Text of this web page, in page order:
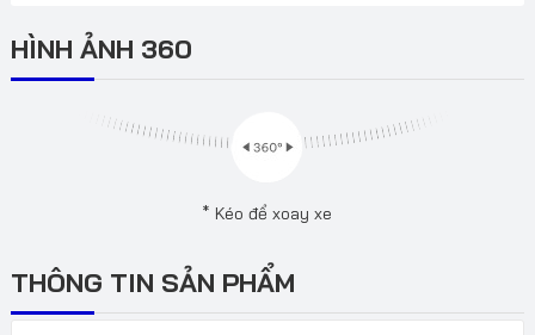
HÌNH ẢNH 360
* Kéo để xoay xe
THÔNG TIN SẢN PHẨM